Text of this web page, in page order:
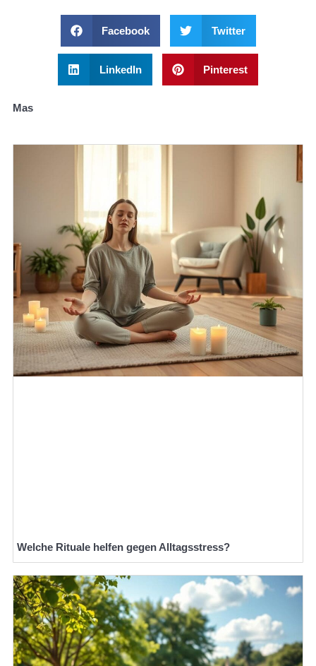
Facebook Twitter
LinkedIn Pinterest
Mas
Welche Rituale helfen gegen Alltagsstress?